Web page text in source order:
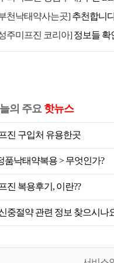
천낙태약사는곳]추천합니
주미프진 코리아]정보들 확
의 주요핫뉴스
진 구입처 유용한곳
품낙태약복용 > 무엇인가?
진 복용후기, 이란??
중절약 관련 정보 찾으시나